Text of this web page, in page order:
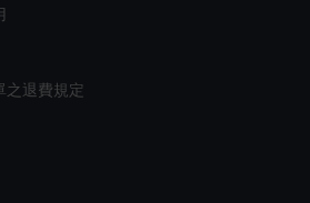
之退費規定